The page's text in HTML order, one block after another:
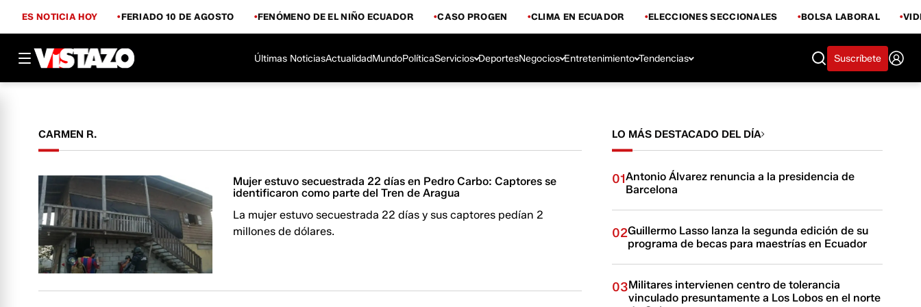
ES NOTICIA HOY FERIADO 10 DE AGOSTO FENÓMENO DE EL NIÑO ECUADOR CASO PROGEN CLIMA EN ECUADOR ELECCIONES SECCIONALES BOLSA LABORAL
Últimas NoticiasActualidadMundoPolíticaServicios DeportesNegocios Entretenimiento Tendencias Suscríbete
CARMEN R.
Mujer estuvo secuestrada 22 días en Pedro Carbo: Captores se
identificaron como parte del Tren de Aragua
La mujer estuvo secuestrada 22 días y sus captores pedían 2
millones de dólares.
LO MÁS DESTACADO DEL DÍA
01Antonio Álvarez renuncia a la presidencia de
Barcelona
02Guillermo Lasso lanza la segunda edición de su
programa de becas para maestrías en Ecuador
03Militares intervienen centro de tolerancia
vinculado presuntamente a Los Lobos en el norte